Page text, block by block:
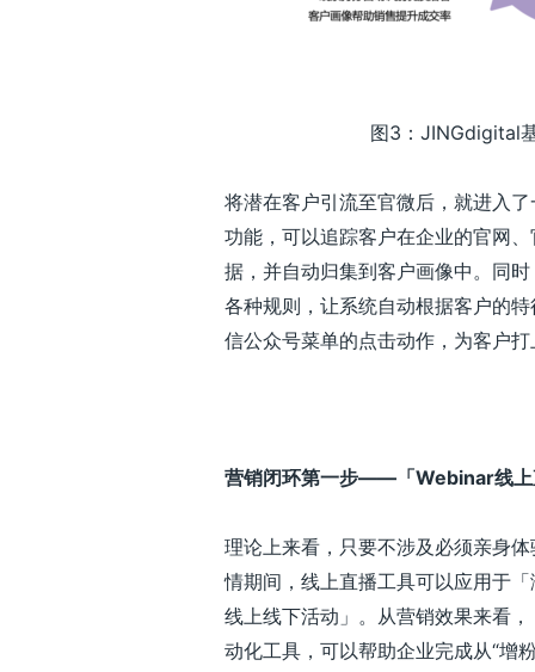
图3：JINGdigital
将潜在客户引流至官微后，就进入
功能，可以追踪客户在企业的官网
据，并自动归集到客户画像中。同
各种规则，让系统自动根据客户的
信公众号菜单的点击动作，为客户
营销闭环第一步——「Webinar线
理论上来看，只要不涉及必须亲身
情期间，线上直播工具可以应用于
线上线下活动」。从营销效果来看
动化工具，可以帮助企业完成从“增